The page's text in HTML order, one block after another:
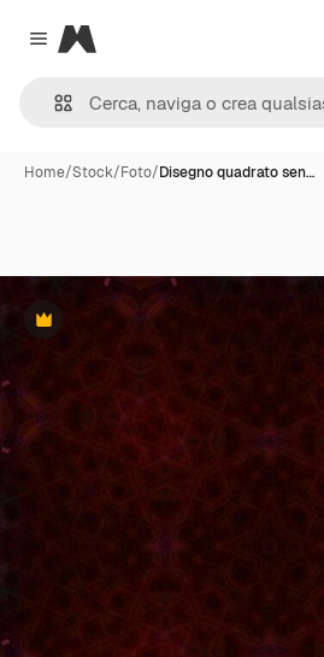
Close menu
Magnific
Home/Stock/Foto/Disegno quadrato sen…
Premium